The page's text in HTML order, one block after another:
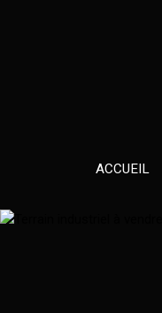
ACCUEIL